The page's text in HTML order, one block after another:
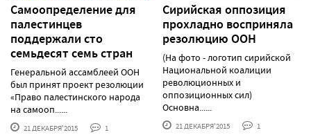
Самоопределение для
палестинцев
поддержали сто
семьдесят семь стран
Генеральной ассамблеей ООН
был принят проект резолюции
«Право палестинского народа
на самооп......
21 ДЕКАБРЯ'2015 1
Сирийская оппозиция
прохладно восприняла
резолюцию ООН
(На фото - логотип сирийской
Национальной коалиции
революционных и
оппозиционных сил)
Основна......
21 ДЕКАБРЯ'2015 1